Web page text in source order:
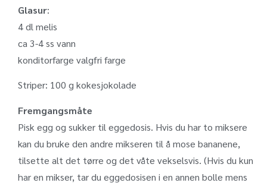
Glasur:
4 dl melis
ca 3-4 ss vann
konditorfarge valgfri farge
Striper: 100 g kokesjokolade
Fremgangsmåte
Pisk egg og sukker til eggedosis. Hvis du har to miksere
kan du bruke den andre mikseren til å mose bananene,
tilsette alt det tørre og det våte vekselsvis. (Hvis du kun
har en mikser, tar du eggedosisen i en annen bolle mens